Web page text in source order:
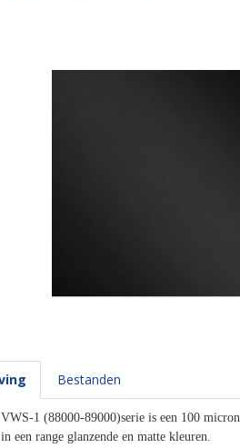
Bestanden
1 (88000-89000)serie is een 100
een range glanzende en matte kleuren.